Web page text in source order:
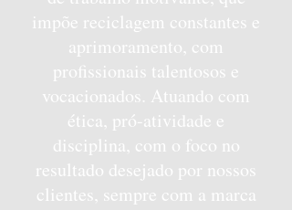
impõe reciclagem constantes e
aprimoramento, com
profissionais talentosos e
vocacionados. Atuando com
ética, pró-atividade e
disciplina, com o foco no
resultado desejado por nossos
clientes, sempre com a marca